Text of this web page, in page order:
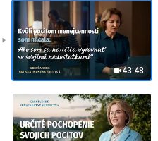
43:48